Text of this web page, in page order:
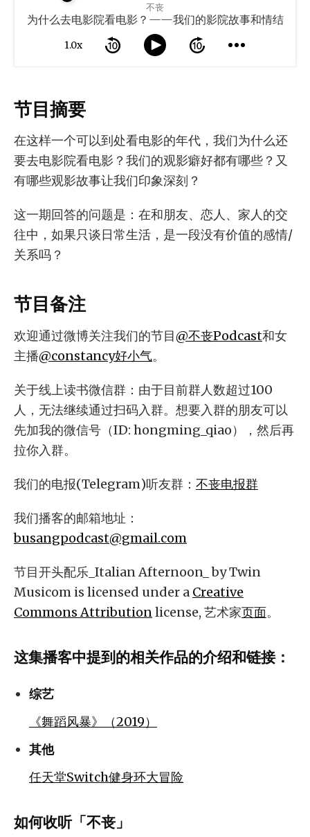
不丧
为什么去电影院看电影？——我们的影院故事和情结
1.0x
节目摘要
在这样一个可以到处看电影的年代，我们为什么还
要去电影院看电影？我们的观影癖好都有哪些？又
有哪些观影故事让我们印象深刻？
这一期回答的问题是：在和朋友、恋人、家人的交
往中，如果只谈日常生活，是一段没有价值的感情/
关系吗？
节目备注
欢迎通过微博关注我们的节目@不丧Podcast和女
主播@constancy好小气。
关于线上读书微信群：由于目前群人数超过100
人，无法继续通过扫码入群。想要入群的朋友可以
先加我的微信号（ID: hongming_qiao），然后再
拉你入群。
我们的电报(Telegram)听友群： 不丧电报群
我们播客的邮箱地址：
busangpodcast@gmail.com
节目开头配乐_Italian Afternoon_ by Twin
Musicom is licensed under a Creative
Commons Attributionlicense, 艺术家页面。
这集播客中提到的相关作品的介绍和链接：
综艺
《舞蹈风暴》（2019）
其他
任天堂Switch健身环大冒险
如何收听「不丧」